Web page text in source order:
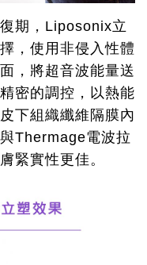
期，Liposonix立
，使用非侵入性體
，將超音波能量送
密的調控，以熱能
下組織纖維隔膜內
Thermage電波拉
緊實性更佳。